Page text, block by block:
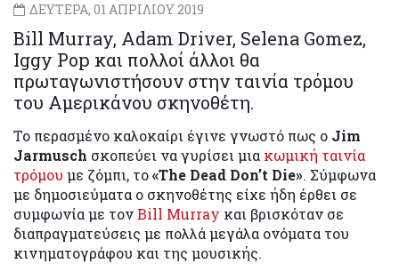
ΔΕΥΤΕΡΑ, 01 ΑΠΡΙΛΙΟΥ 2019
Bill Murray, Adam Driver, Selena Gomez,
Iggy Pop και πολλοί άλλοι θα
πρωταγωνιστήσουν στην ταινία τρόμου
του Αμερικάνου σκηνοθέτη.
Το περασμένο καλοκαίρι έγινε γνωστό πως ο Jim
Jarmusch σκοπεύει να γυρίσει μια κωμική ταινία
τρόμου με ζόμπι, το«The Dead Don’t Die». Σύμφωνα
με δημοσιεύματα ο σκηνοθέτης είχε ήδη έρθει σε
συμφωνία με τονBill Murray και βρισκόταν σε
διαπραγματεύσεις με πολλά μεγάλα ονόματα του
κινηματογράφου και της μουσικής.